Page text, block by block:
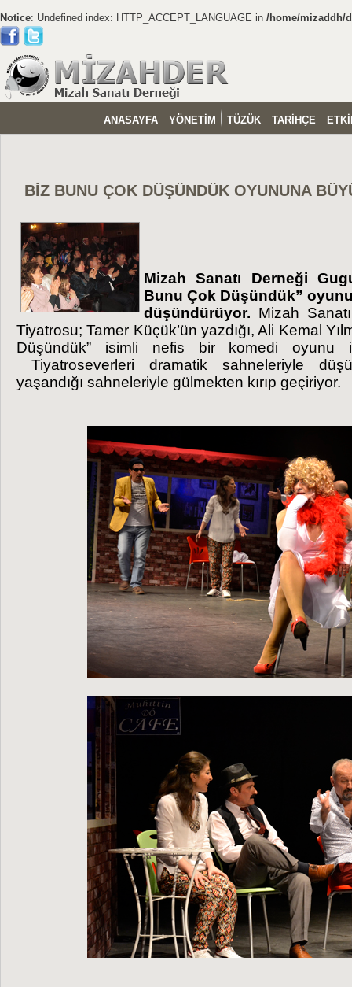
Notice: Undefined index: HTTP_ACCEPT_LANGUAGE in /home/mizaddh/
ANASAYFA YÖNETİM TÜZÜK TARİHÇE
BİZ BUNU ÇOK DÜŞÜNDÜK OYUNUNA
Mizah Sanatı Derneği
Bunu Çok Düşündük”
düşündürüyor. Mizah
Tiyatrosu; Tamer Küçük’ün yazdığı, Ali Kemal
Düşündük” isimli nefis bir komedi oyunu
Tiyatroseverleri dramatik sahneleriyle
yaşandığı sahneleriyle gülmekten kırıp geçiriyor.